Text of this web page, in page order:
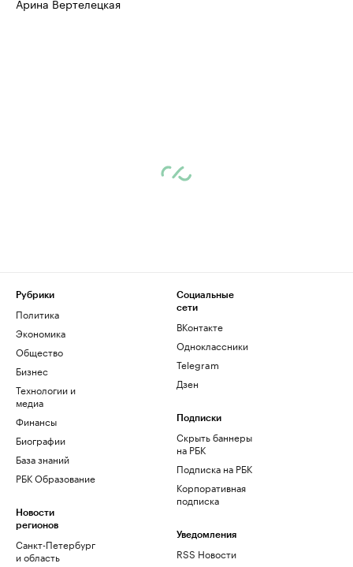
Рубрики
Политика
Экономика
Общество
Бизнес
Технологии и
медиа
Финансы
Биографии
База знаний
РБК Образование
Новости
регионов
Санкт-Петербург
и область
Социальные
сети
ВКонтакте
Одноклассники
Telegram
Дзен
Подписки
Скрыть баннеры
на РБК
Подписка на РБК
Корпоративная
подписка
Уведомления
RSS Новости